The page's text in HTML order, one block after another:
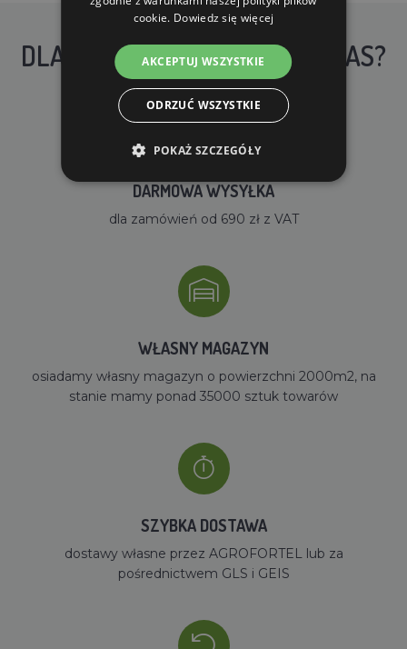
DLACZEGO WARTO KUPIĆ U NAS?
DARMOWA WYSYŁKA
dla zamówień od 690 zł z VAT
WŁASNY MAGAZYN
osiadamy własny magazyn o powierzchni 2000m2, na
stanie mamy ponad 35000 sztuk towarów
SZYBKA DOSTAWA
dostawy własne przez AGROFORTEL lub za
pośrednictwem GLS i GEIS
cookie. Dowiedz się więcej
AKCEPTUJ WSZYSTKIE
ODRZUĆ WSZYSTKIE
POKAŻ SZCZEGÓŁY